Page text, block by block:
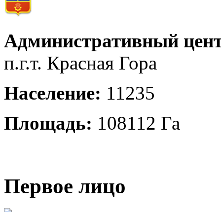
Административный
п.г.т. Красная Гора
Население: 11235
Площадь: 108112 Га
Первое лицо